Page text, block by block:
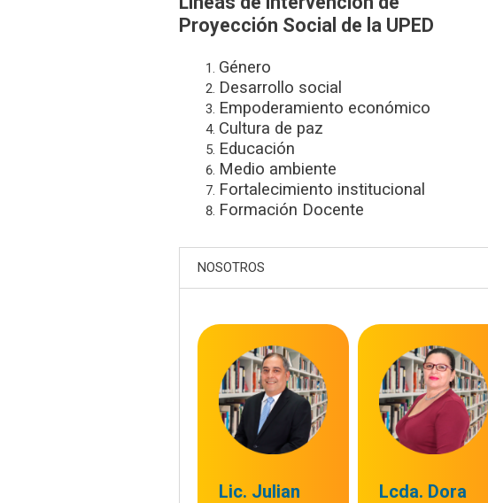
Proyección Social de la UPED
Género
Desarrollo social
Empoderamiento económico
Cultura de paz
Educación
Medio ambiente
Fortalecimiento institucional
Formación Docente
NOSOTROS
Lic. Julian
Lcda. Dora